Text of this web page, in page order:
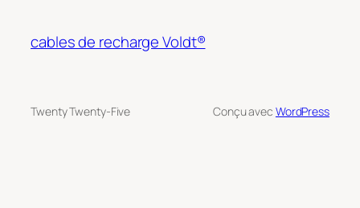
cables de recharge Voldt®
Twenty Twenty-Five Conçu avec WordPress